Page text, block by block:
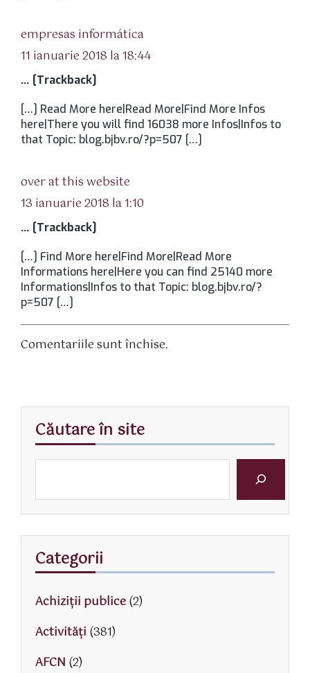
empresas informática
11 ianuarie 2018 la 18:44
… [Trackback]
[…] Read More here|Read More|Find More Infos
here|There you will find 16038 more Infos|Infos to
that Topic: blog.bjbv.ro/?p=507 […]
over at this website
13 ianuarie 2018 la 1:10
… [Trackback]
[…] Find More here|Find More|Read More
Informations here|Here you can find 25140 more
Informations|Infos to that Topic: blog.bjbv.ro/?
p=507 […]
Comentariile sunt închise.
Căutare în site
Categorii
Achiziții publice(2)
Activităţi (381)
AFCN (2)